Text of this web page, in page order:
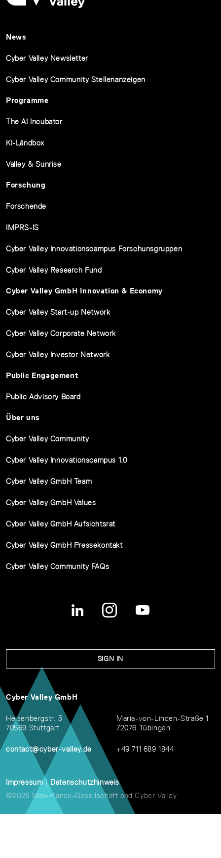
News
Cyber Valley Newsletter
Cyber Valley Community Stellenanzeigen
Programme
The AI Incubator
KI-Ländbox
Valley & Sunrise
Forschung
Forschende
IMPRS-IS
Cyber Valley Innovationscampus Forschunsgruppen
Cyber Valley Research Fund
Cyber Valley GmbH Innovation & Economy
Cyber Valley Start-up Network
Cyber Valley Corporate Network
Cyber Valley Investor Network
Public Engagement
Public Advisory Board
Über uns
Cyber Valley Community
Cyber Valley Innovationscampus 1.0
Cyber Valley GmbH Team
Cyber Valley GmbH Values
Cyber Valley GmbH Aufsichtsrat
Cyber Valley GmbH Pressekontakt
Cyber Valley Community FAQs
SIGN IN
Cyber Valley GmbH
Heisenbergstr. 3
70569 Stuttgart
contact@cyber-valley.de
Maria-von-Linden-Straße 1
72076 Tübingen
+49 711 689 1844
Impressum | Datenschutzhinweis
©2026 Max-Planck-Gesellschaft and Cyber Valley